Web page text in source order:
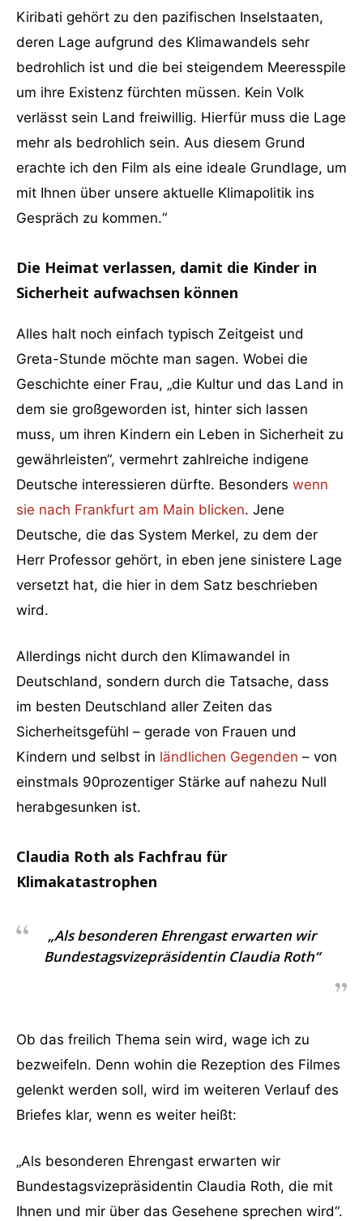
Kiribati gehört zu den pazifischen Inselstaaten,
deren Lage aufgrund des Klimawandels sehr
bedrohlich ist und die bei steigendem Meeresspile
um ihre Existenz fürchten müssen. Kein Volk
verlässt sein Land freiwillig. Hierfür muss die Lage
mehr als bedrohlich sein. Aus diesem Grund
erachte ich den Film als eine ideale Grundlage, um
mit Ihnen über unsere aktuelle Klimapolitik ins
Gespräch zu kommen.“
Die Heimat verlassen, damit die Kinder in
Sicherheit aufwachsen können
Alles halt noch einfach typisch Zeitgeist und
Greta-Stunde möchte man sagen. Wobei die
Geschichte einer Frau, „die Kultur und das Land in
dem sie großgeworden ist, hinter sich lassen
muss, um ihren Kindern ein Leben in Sicherheit zu
gewährleisten“, vermehrt zahlreiche indigene
Deutsche interessieren dürfte. Besonders wenn
sie nach Frankfurt am Main blicken. Jene
Deutsche, die das System Merkel, zu dem der
Herr Professor gehört, in eben jene sinistere Lage
versetzt hat, die hier in dem Satz beschrieben
wird.
Allerdings nicht durch den Klimawandel in
Deutschland, sondern durch die Tatsache, dass
im besten Deutschland aller Zeiten das
Sicherheitsgefühl – gerade von Frauen und
Kindern und selbst in ländlichen Gegenden – von
einstmals 90prozentiger Stärke auf nahezu Null
herabgesunken ist.
Claudia Roth als Fachfrau für
Klimakatastrophen
„Als besonderen Ehrengast erwarten wir
Bundestagsvizepräsidentin Claudia Roth“
Ob das freilich Thema sein wird, wage ich zu
bezweifeln. Denn wohin die Rezeption des Filmes
gelenkt werden soll, wird im weiteren Verlauf des
Briefes klar, wenn es weiter heißt:
„Als besonderen Ehrengast erwarten wir
Bundestagsvizepräsidentin Claudia Roth, die mit
Ihnen und mir über das Gesehene sprechen wird“.